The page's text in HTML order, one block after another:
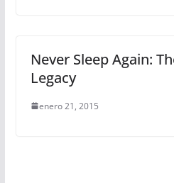
Never Sleep Again:
Legacy
enero 21, 2015